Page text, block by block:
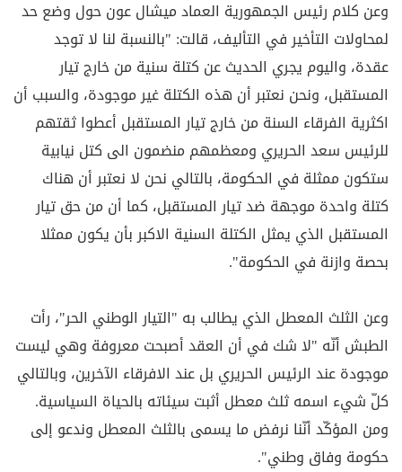
وعن كلام رئيس الجمهورية العماد ميشال عون حول وضع حد
لمحاولات التأخير في التأليف، قالت: "بالنسبة لنا لا توجد
عقدة، واليوم يجري الحديث عن كتلة سنية من خارج تيار
المستقبل، ونحن نعتبر أن هذه الكتلة غير موجودة، والسبب أن
اكثرية الفرقاء السنة من خارج تيار المستقبل أعطوا ثقتهم
للرئيس سعد الحريري ومعظمهم منضمون الى كتل نيابية
ستكون ممثلة في الحكومة، بالتالي نحن لا نعتبر أن هناك
كتلة واحدة موجهة ضد تيار المستقبل، كما أن من حق تيار
المستقبل الذي يمثل الكتلة السنية الاكبر بأن يكون ممثلا
بحصة وازنة في الحكومة".
وعن الثلث المعطل الذي يطالب به "التيار الوطني الحر"، رأت
الطبش أنّه "لا شك في أن العقد أصبحت معروفة وهي ليست
موجودة عند الرئيس الحريري بل عند الافرقاء الآخرين، وبالتالي
كلّ شيء اسمه ثلث معطل أثبت سيئاته بالحياة السياسية.
ومن المؤكّد أنّنا نرفض ما يسمى بالثلث المعطل وندعو إلى
حكومة وفاق وطني".